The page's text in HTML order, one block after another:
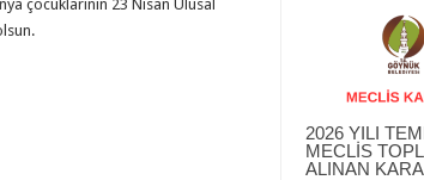
2026 YILI
MECLİS
ALINAN
çocuklarının 23 Nisan Ulusal